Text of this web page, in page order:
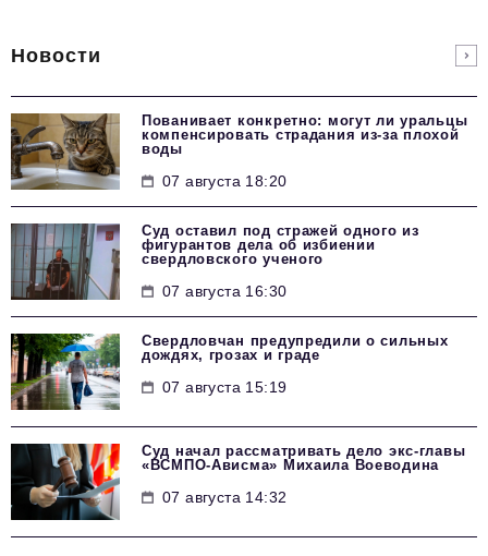
Новости
Пованивает конкретно: могут ли уральцы
компенсировать страдания из-за плохой
воды
07 августа 18:20
Суд оставил под стражей одного из
фигурантов дела об избиении
свердловского ученого
07 августа 16:30
Свердловчан предупредили о сильных
дождях, грозах и граде
07 августа 15:19
Суд начал рассматривать дело экс-главы
«ВСМПО-Ависма» Михаила Воеводина
07 августа 14:32